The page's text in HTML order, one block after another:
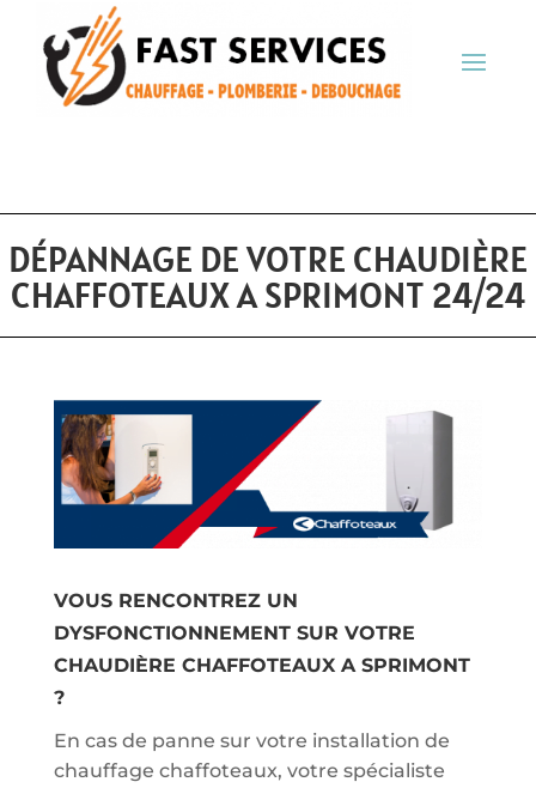
DÉPANNAGE DE VOTRE CHAUDIÈRE
CHAFFOTEAUX A SPRIMONT 24/24
VOUS RENCONTREZ UN
DYSFONCTIONNEMENT SUR VOTRE
CHAUDIÈRE CHAFFOTEAUX A SPRIMONT
?
En cas de panne sur votre installation de
chauffage chaffoteaux, votre spécialiste